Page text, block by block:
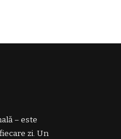
– este
zi. Un